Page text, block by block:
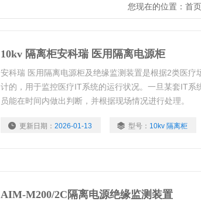
您现在的位置： 首页
10kv 隔离柜安科瑞 医用隔离电源柜
安科瑞 医用隔离电源柜及绝缘监测装置是根据2类医疗
计的，用于监控医疗IT系统的运行状况。一旦某套IT系
员能在时间内做出判断，并根据现场情况进行处理。
更新日期： 2026-01-13 型号： 10kv 隔离柜
AIM-M200/2C隔离电源绝缘监测装置